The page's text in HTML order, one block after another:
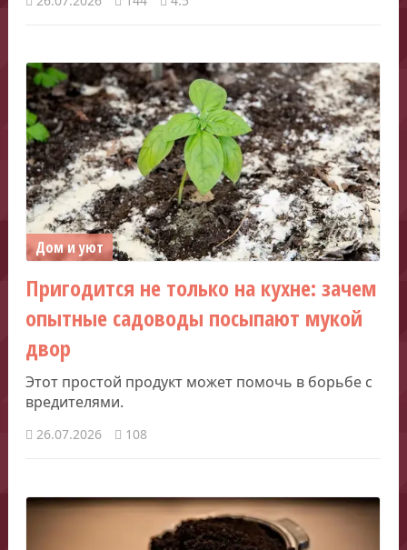
Дом и уют
Пригодится не только на кухне: зачем
опытные садоводы посыпают мукой
двор
Этот простой продукт может помочь в борьбе с
вредителями.
26.07.2026 108